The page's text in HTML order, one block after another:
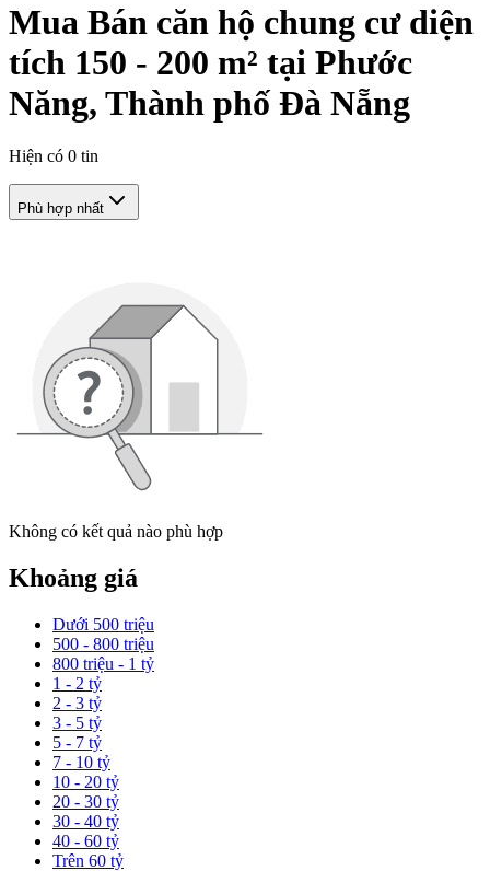
Mua Bán căn hộ chung cư diện
tích 150 - 200 m² tại Phước
Năng, Thành phố Đà Nẵng
Hiện có 0 tin
Phù hợp nhất
Không có kết quả nào phù hợp
Khoảng giá
Dưới 500 triệu
500 - 800 triệu
800 triệu - 1 tỷ
1 - 2 tỷ
2 - 3 tỷ
3 - 5 tỷ
5 - 7 tỷ
7 - 10 tỷ
10 - 20 tỷ
20 - 30 tỷ
30 - 40 tỷ
40 - 60 tỷ
Trên 60 tỷ